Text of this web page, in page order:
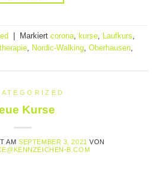
| Markiert corona kurse Laufkurs
Nordic-Walking Oberhausen
Kurse
AMSEPTEMBER 3, 2021 VON
B.COM